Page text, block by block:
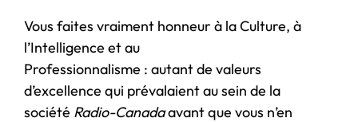
Vous faites vraiment honneur à la Culture, à
l’Intelligence et au
Professionnalisme : autant de valeurs
d’excellence qui prévalaient au sein de la
société Radio-Canadaavant que vous n’en